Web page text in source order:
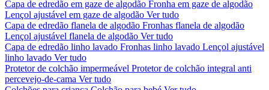
Capa de edredão em gaze de algodão Fronha em gaze de algodão
Lençol ajustável em gaze de algodão Ver tudo
Capa de edredão flanela de algodão Fronhas flanela de algodão
Lençol ajustável flanela de algodão Ver tudo
Capa de edredão linho lavado Fronhas linho lavado Lençol ajustável
linho lavado Ver tudo
Protetor de colchão impermeável Protetor de colchão integral anti
percevejo-de-cama Ver tudo